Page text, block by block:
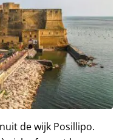
de wijk Posillipo.